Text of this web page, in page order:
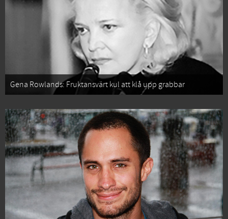
Gena Rowlands: Fruktansvärt kul att klå upp grabbar